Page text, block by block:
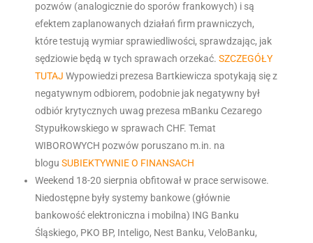
pozwów (analogicznie do sporów frankowych) i są
efektem zaplanowanych działań firm prawniczych,
które testują wymiar sprawiedliwości, sprawdzając, jak
sędziowie będą w tych sprawach orzekać. SZCZEGÓŁY
TUTAJ Wypowiedzi prezesa Bartkiewicza spotykają się z
negatywnym odbiorem, podobnie jak negatywny był
odbiór krytycznych uwag prezesa mBanku Cezarego
Stypułkowskiego w sprawach CHF. Temat
WIBOROWYCH pozwów poruszano m.in. na
blogu SUBIEKTYWNIE O FINANSACH
Weekend 18-20 sierpnia obfitował w prace serwisowe.
Niedostępne były systemy bankowe (głównie
bankowość elektroniczna i mobilna) ING Banku
Śląskiego, PKO BP, Inteligo, Nest Banku, VeloBanku,